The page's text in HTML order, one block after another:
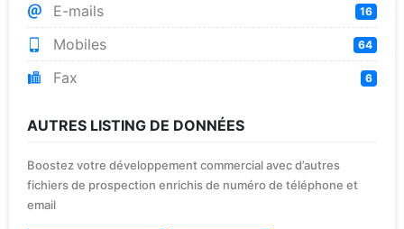
E-mails 16
Mobiles 64
Fax 6
AUTRES LISTING DE DONNÉES
Boostez votre développement commercial avec d’autres
fichiers de prospection enrichis de numéro de téléphone et
email